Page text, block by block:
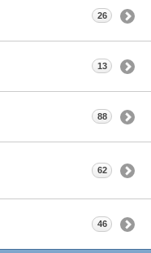
26
13
88
62
46